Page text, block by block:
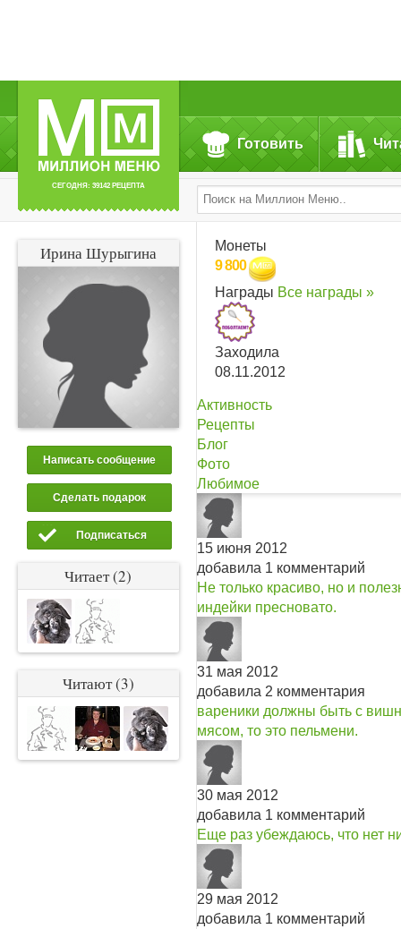
СЕГОДНЯ: 39142 РЕЦЕПТА
Готовить
Ирина Шурыгина
Написать сообщение
Сделать подарок
Подписаться
Читает (2)
Читают (3)
Монеты
9 800
Награды Все награды »
Заходила
08.11.2012
Активность
Рецепты
Блог
Фото
Любимое
15 июня 2012
добавила 1 комментарий
Не только красиво, но и
индейки пресновато.
31 мая 2012
добавила 2 комментария
вареники должны быть с
мясом, то это пельмени.
30 мая 2012
добавила 1 комментарий
Еще раз убеждаюсь, что нет
29 мая 2012
добавила 1 комментарий